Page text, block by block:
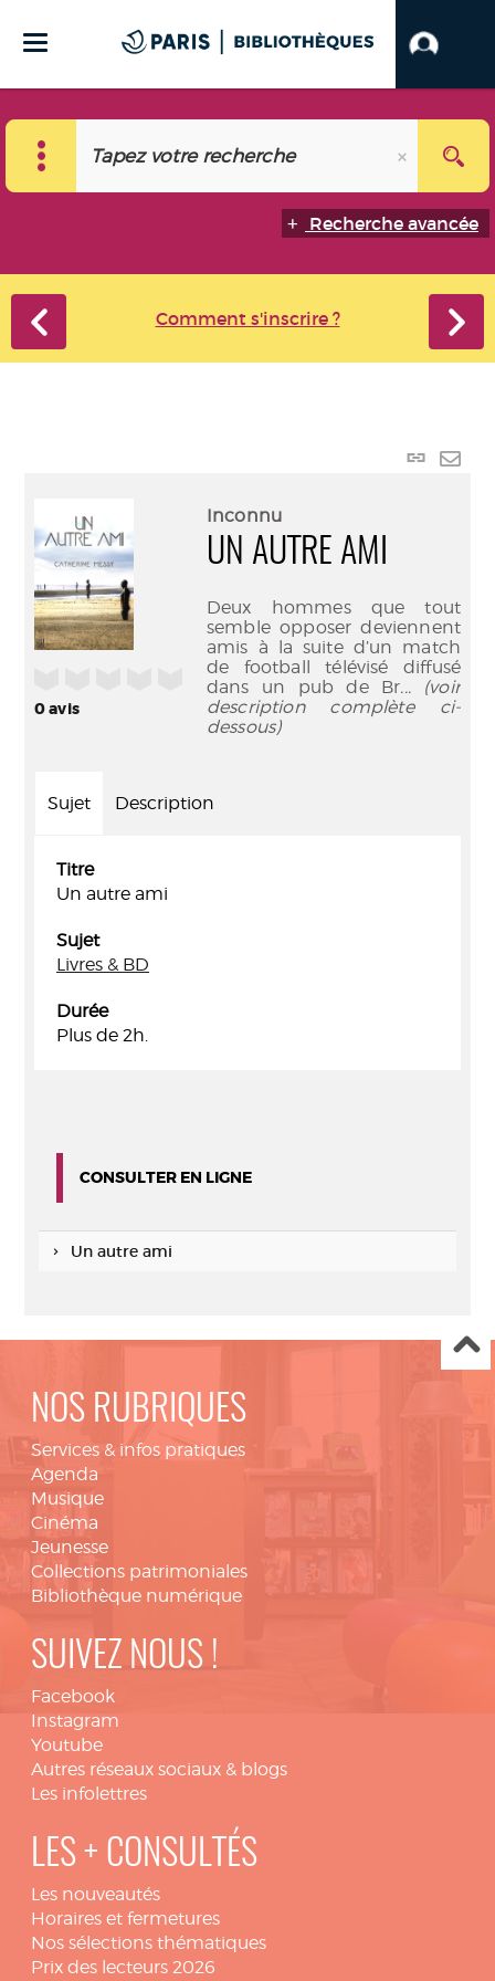
Recherche avancée
Comment s'inscrire ?
Lien
0avis
Inconnu
UN AUTRE AMI
Deux hommes que tout
semble opposer deviennent
amis à la suite d’un match
de football télévisé diffusé
dans un pub de Br... (voir
description complète ci-
dessous)
Sujet Description
Titre
Un autre ami
Sujet
Livres & BD
Durée
Plus de 2h.
CONSULTER EN LIGNE
Un autre ami
NOS RUBRIQUES
Services & infos pratiques
Agenda
Musique
Cinéma
Jeunesse
Collections patrimoniales
Bibliothèque numérique
SUIVEZ NOUS !
Facebook
Instagram
Youtube
Autres réseaux sociaux & blogs
Les infolettres
LES + CONSULTÉS
Les nouveautés
Horaires et fermetures
Nos sélections thématiques
Prix des lecteurs 2026